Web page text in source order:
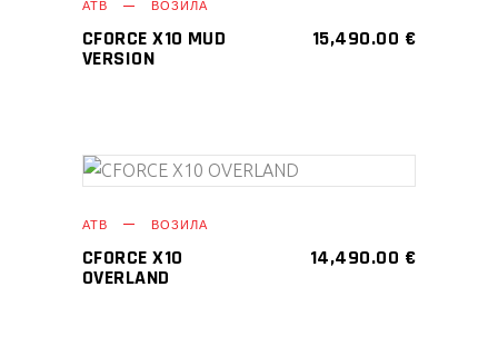
АТВ ВОЗИЛА
CFORCE X10 MUD
VERSION
15,490.00 €
АТВ ВОЗИЛА
CFORCE X10
OVERLAND
14,490.00 €